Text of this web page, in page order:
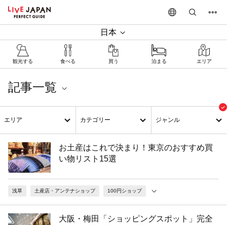
日本
観光する 食べる 買う 泊まる エリア
記事一覧
エリア カテゴリー ジャンル
お土産はこれで決まり！東京のおすすめ買
い物リスト15選
浅草 土産店・アンテナショップ 100円ショップ
大阪・梅田「ショッピングスポット」完全